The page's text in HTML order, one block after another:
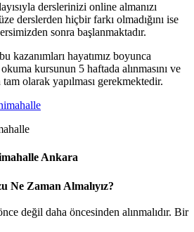
derslerinizi online almanızı
derslerden hiçbir farkı olmadığını ise
sonra başlanmaktadır.
kazanımları hayatımız boyunca
kursunun 5 haftada alınmasını ve
olarak yapılması gerekmektedir.
Ankara
Ne Zaman Almalıyız?
değil daha öncesinden alınmalıdır. Bir